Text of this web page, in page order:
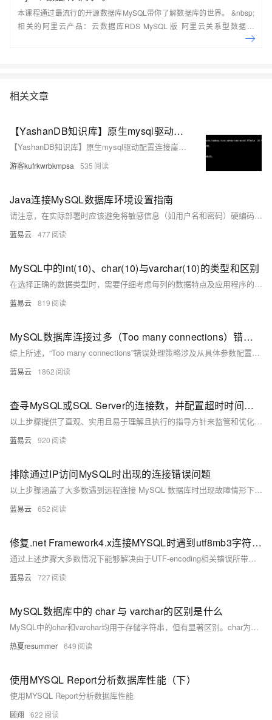
本课程通过最流行的开源数据库MySQL带你了解数据库的世界。 &nbsp;
相关的阿里云产品：云数据库RDS MySQL 版 阿里云关系型数据库
RDS（Relational Database Service）是一种稳定可靠、可弹性伸缩的在
相关文章
【YashanDB知识库】原生mysql驱动配置连接崖山数据库
【YashanDB知识库】原生mysql驱动配置连接崖山数据库
游客kufrkwrbkmpsa 535
Java连接MySQL数据库环境设置指南
请注意，在实际部署时应该避免将敏感信息（如用户名和密码）硬编码在源码文件里面；应该使用配置文件或者环境变量等更为安全可靠地方式管理这些信息。此外，在处理大量数据时考虑使用PreparedStatement而不是Statement可以提高性能并防止SQL注入攻击；同时也要注意正确处理异常情况，并且确保所有打开过得资源都被正确关闭释放掉以防止内存泄漏等问题发生。
蓝易云 477
MySQL中的int(10)、char(10)与varchar(10)的类型和区别
在选择正确的数据类型时，需要仔细考虑每列的数据特点及应用程序的使用情况。合理的数据类型选择可以优化存储空间的使用，提高查询速度和数据库的整体性能。
蓝易云 819
MySQL数据库连接过多（Too many connections）错误处理策略
综上所述，“Too many connections”错误处理策略涉及从具体参数配置到代码层面再到系统与架构设计全方位考量与改进。每项措施都需根据具体环境进行定制化调整，并且在执行任何变更前建议先行测试评估可能带来影响。
蓝易云 1862
查寻MySQL或SQL Server的连接数，并配置超时时间和最大连接量
以上步骤提供了直观、实用且易于理解且执行的指导方针来监管和优化数据库服务器配置。务必记得，在做任何重要变更前备份相关配置文件，并确保理解每个参数对系统性能可能产生影响后再做出调节。
蓝易云 920
排除通过IP访问MySQL时出现的连接错误问题
以上步骤涵盖了大多数遇到远程连接 MySQL 数据库时出现故障情形下所需采取措施，在执行每个步骤后都应该重新尝试建立链接以验证是否已经解决问题，在多数情形下按照以上顺序执行将能够有效地排除并修复大多数基本链接相关故障。
蓝易云 652
修复.net Framework4.x连接MYSQL时遇到utf8mb3字符集不支持错误方案。
通过上述步骤大多数情况下能够解决由于UTF-encoding相关错误所带来影响，在实施过程当中要注意备份重要信息以防止意外发生造成无法挽回损失，并且逐一排查确认具体原因以采取针对性措施解除障碍。
蓝易云 727
MySQL数据库中的 char 与 varchar的区别是什么
MySQL中的char和varchar均用于存储字符串，但有显著区别。char为定长类型，固定长度，存储空间始终为设定值，适合长度固定的数据如手机号。varchar为变长类型，仅占用实际数据所需空间，适合长度不固定的内容如用户名。二者在性能与空间利用上各有优劣，应根据实际场景合理选择。
热夏resummer 649
使用MYSQL Report分析数据库性能（下）
使用MYSQL Report分析数据库性能
顾翔 622